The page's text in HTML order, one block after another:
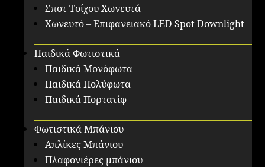
Σποτ Τοίχου Χωνευτά
Χωνευτό – Επιφανειακό LED Spot Downlight
Παιδικά Φωτιστικά
Παιδικά Μονόφωτα
Παιδικά Πολύφωτα
Παιδικά Πορτατίφ
Φωτιστικά Μπάνιου
Απλίκες Μπάνιου
Πλαφονιέρες μπάνιου